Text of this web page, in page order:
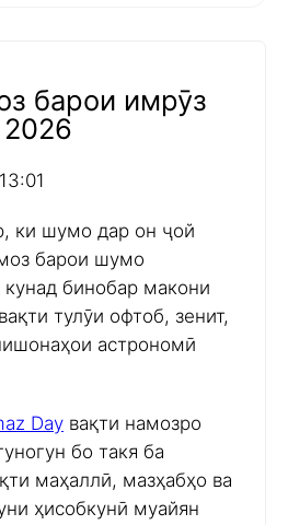
барои имрӯз
2026
ки шумо дар он ҷой
барои шумо
бинобар макони
тулӯи офтоб, зенит,
астрономӣ
Day вақти намозро
бо такя ба
маҳаллӣ, мазҳабҳо ва
ҳисобкунӣ муайян